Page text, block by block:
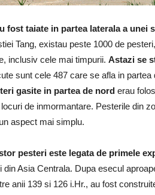
fost taiate in partea laterala a unei
Tang, existau peste 1000 de
inclusiv cele mai timpurii. Astazi se
sunt cele 487 care se afla in
gasite in partea de nord erau
de inmormantare. Pesterile din
aspect mai simplu.
pesteri este legata de primele
din Asia Centrala. Dupa esecul
anii 139 si 126 i.Hr., au fost